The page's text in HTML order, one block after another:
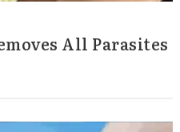
All Parasites